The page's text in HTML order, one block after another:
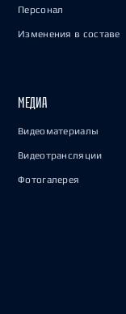
Персонал
Изменения в составе
МЕДИА
Видеоматериалы
Видеотрансляции
Фотогалерея